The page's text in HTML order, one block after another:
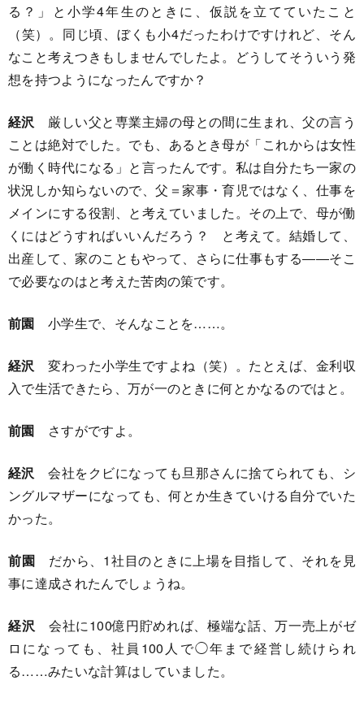
る？」と小学4年生のときに、仮説を立てていたこと
（笑）。同じ頃、ぼくも小4だったわけですけれど、そん
なこと考えつきもしませんでしたよ。どうしてそういう発
想を持つようになったんですか？
経沢 厳しい父と専業主婦の母との間に生まれ、父の言う
ことは絶対でした。でも、あるとき母が「これからは女性
が働く時代になる」と言ったんです。私は自分たち一家の
状況しか知らないので、父＝家事・育児ではなく、仕事を
メインにする役割、と考えていました。その上で、母が働
くにはどうすればいいんだろう？ と考えて。結婚して、
出産して、家のこともやって、さらに仕事もする――そこ
で必要なのはと考えた苦肉の策です。
前園 小学生で、そんなことを……。
経沢 変わった小学生ですよね（笑）。たとえば、金利収
入で生活できたら、万が一のときに何とかなるのではと。
前園 さすがですよ。
経沢 会社をクビになっても旦那さんに捨てられても、シ
ングルマザーになっても、何とか生きていける自分でいた
かった。
前園 だから、1社目のときに上場を目指して、それを見
事に達成されたんでしょうね。
経沢 会社に100億円貯めれば、極端な話、万一売上がゼ
ロになっても、社員100人で◯年まで経営し続けられ
る……みたいな計算はしていました。